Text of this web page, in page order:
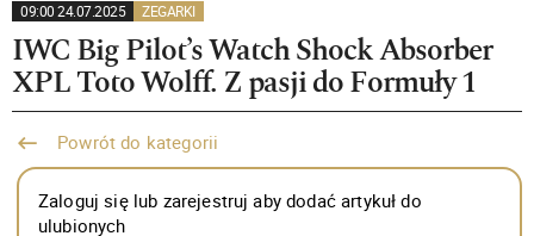
09:00 24.07.2025 ZEGARKI
IWC Big Pilot’s Watch Shock Absorber
XPL Toto Wolff. Z pasji do Formuły 1
Powrót do kategorii
Zaloguj się lub zarejestruj aby dodać artykuł do
ulubionych